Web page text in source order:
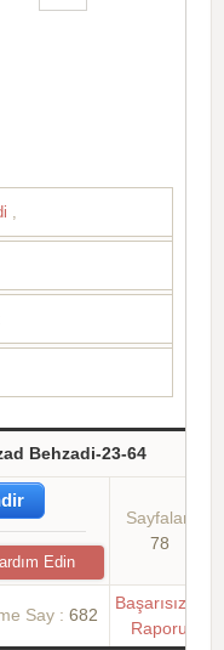
Behzadi-23-64
Edin
Sayfalar:
78
Say : 682
Başarısızlık
Raporu